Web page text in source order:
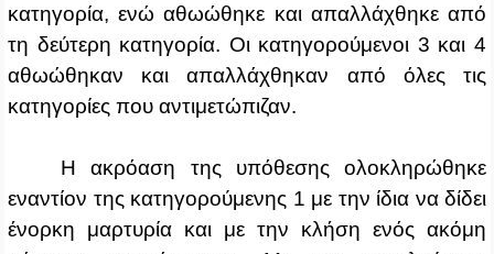
κατηγορία, ενώ αθωώθηκε και απαλλάχθηκε από
τη δεύτερη κατηγορία. Οι κατηγορούμενοι 3 και 4
αθωώθηκαν και απαλλάχθηκαν από όλες τις
κατηγορίες που αντιμετώπιζαν.
Η ακρόαση της υπόθεσης ολοκληρώθηκε
εναντίον της κατηγορούμενης 1 με την ίδια να δίδει
ένορκη μαρτυρία και με την κλήση ενός ακόμη